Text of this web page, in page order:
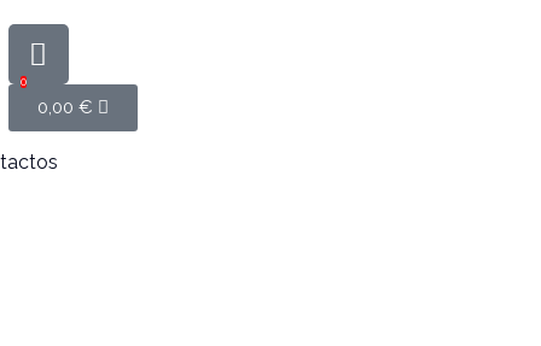
0,00 €
0